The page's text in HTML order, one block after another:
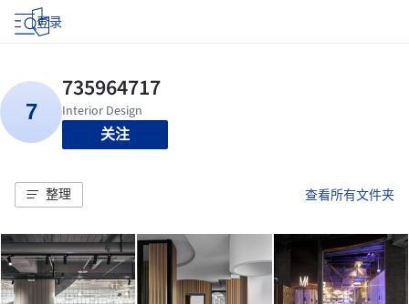
登录
关注
整理 查看所有文件夹